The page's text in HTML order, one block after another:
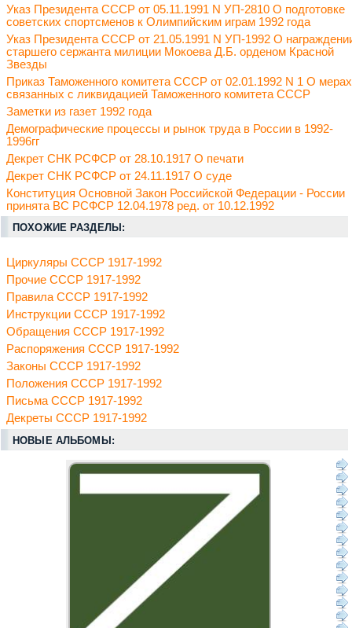
Указ Президента СССР от 05.11.1991 N УП-2810 О подготовке
советских спортсменов к Олимпийским играм 1992 года
Указ Президента СССР от 21.05.1991 N УП-1992 О
старшего сержанта милиции Мокоева Д.Б. орденом Красной
Звезды
Приказ Таможенного комитета СССР от 02.01.1992 N 1 О
связанных с ликвидацией Таможенного комитета СССР
Заметки из газет 1992 года
Демографические процессы и рынок труда в России в 1992-
1996гг
Декрет СНК РСФСР от 28.10.1917 О печати
Декрет СНК РСФСР от 24.11.1917 О суде
Конституция Основной Закон Российской Федерации - России
принята ВС РСФСР 12.04.1978 ред. от 10.12.1992
ПОХОЖИЕ РАЗДЕЛЫ:
Циркуляры СССР 1917-1992
Прочие СССР 1917-1992
Правила СССР 1917-1992
Инструкции СССР 1917-1992
Обращения СССР 1917-1992
Распоряжения СССР 1917-1992
Законы СССР 1917-1992
Положения СССР 1917-1992
Письма СССР 1917-1992
Декреты СССР 1917-1992
НОВЫЕ АЛЬБОМЫ: